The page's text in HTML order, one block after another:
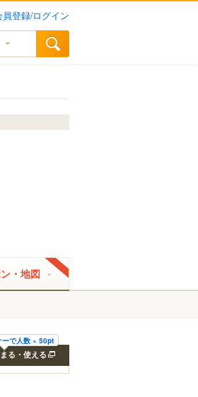
登録/ログイン
・地図
ーで人数 × 50pt
る・使える